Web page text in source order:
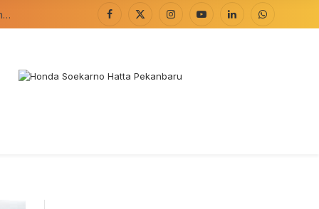
Menggali Kearifan Lokal dan Kelestarian Alam di Kawasan Gunung Ciremai
Facebook
X
InstagramYouTubeLinkedInWhatsApp